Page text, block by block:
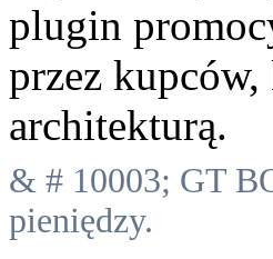
plugin
przez
architekturą.
& # 10003; GT
pieniędzy.